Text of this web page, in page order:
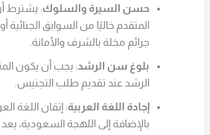
حسن السيرة والسلوك: يشترط
المتقدم خاليًا من السوابق
جرائم مخلة بالشرف والأمانة.
بلوغ سن الرشد: يجب أن يكون
الرشد عند تقديم طلب التجنيس.
إجادة اللغة العربية: إتقان اللغة
بالإضافة إلى اللهجة السعودية،